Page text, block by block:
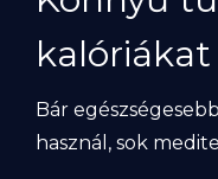
kalóriákat
Bár
használ, sok